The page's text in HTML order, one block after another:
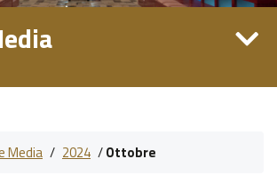
Media / 2024 /Ottobre